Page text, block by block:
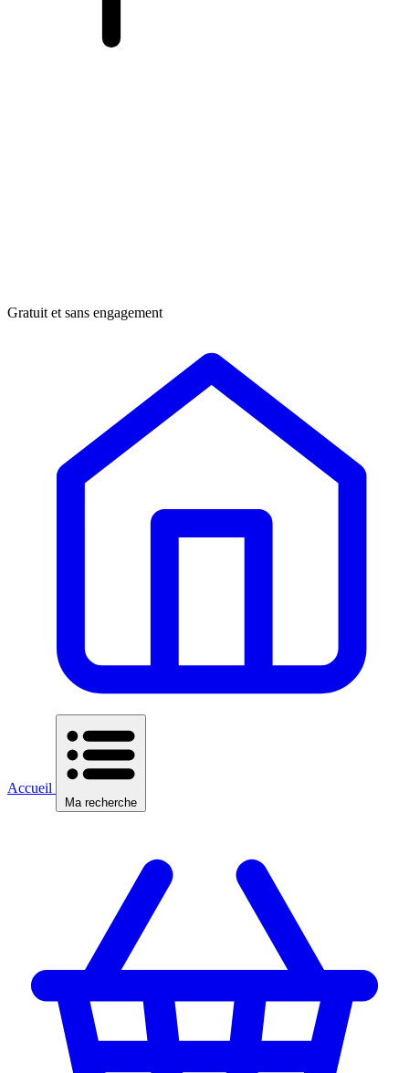
Gratuit et sans engagement
Accueil
Ma recherche